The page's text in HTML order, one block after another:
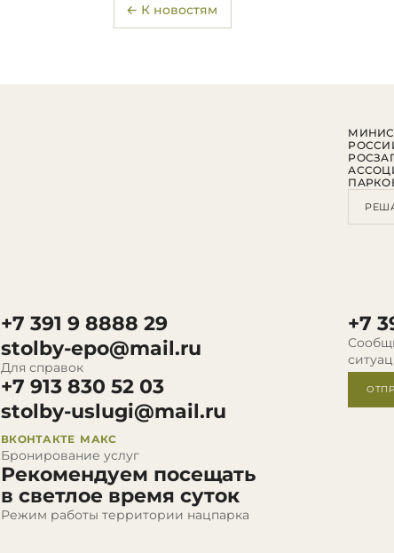
← К новостям
+7 391 9 8888 29
stolby-epo@mail.ru
Для справок
+7 913 830 52 03
stolby-uslugi@mail.ru
ВКОНТАКТЕ МАКС
Бронирование услуг
Рекомендуем посещать
в светлое время суток
Режим работы территории нацпарка
+7